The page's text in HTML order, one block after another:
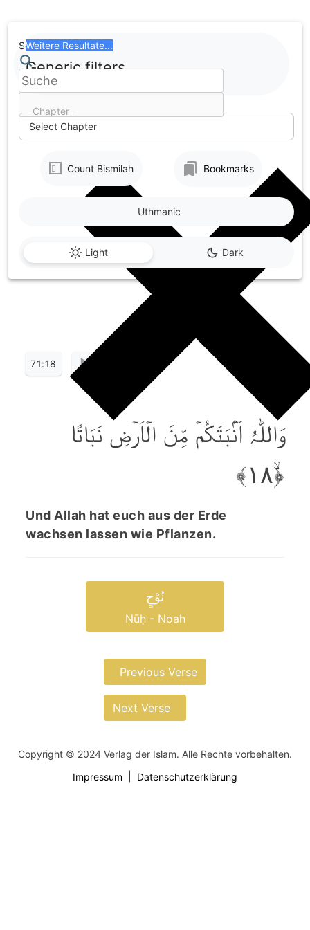
to
content
Chapter
Select Chapter
Search
Weitere Resultate...
Generic filters
Count Bismilah Bookmarks
Light Dark
Uthmanic
71:18
وَاللّٰہُ اَنۡۢبَتَکُمۡ مِّنَ الۡاَرۡضِ نَبَاتًا
﴿ۙ۱۸﴾
Und Allah hat euch aus der Erde
wachsen lassen wie Pflanzen.
نُوْحٍ
Nūḥ - Noah
Previous Verse
Next Verse
Copyright © 2024 Verlag der Islam. Alle Rechte vorbehalten.
Impressum
Datenschutzerklärung